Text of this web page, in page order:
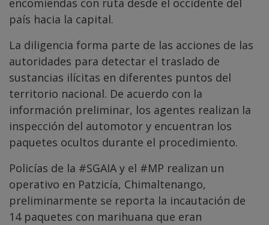
encomiendas con ruta desde el occidente del
país hacia la capital.
La diligencia forma parte de las acciones de las
autoridades para detectar el traslado de
sustancias ilícitas en diferentes puntos del
territorio nacional. De acuerdo con la
información preliminar, los agentes realizan la
inspección del automotor y encuentran los
paquetes ocultos durante el procedimiento.
Policías de la #SGAIA y el #MP realizan un
operativo en Patzicía, Chimaltenango,
preliminarmente se reporta la incautación de
14 paquetes con marihuana que eran